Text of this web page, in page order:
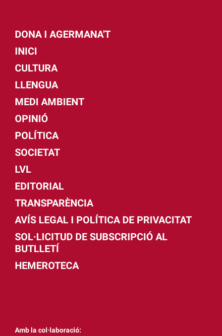
DONA I AGERMANA'T
INICI
CULTURA
LLENGUA
MEDI AMBIENT
OPINIÓ
POLÍTICA
SOCIETAT
LVL
EDITORIAL
TRANSPARÈNCIA
AVÍS LEGAL I POLÍTICA DE PRIVACITAT
SOL·LICITUD DE SUBSCRIPCIÓ AL
BUTLLETÍ
HEMEROTECA
Amb la col·laboració: